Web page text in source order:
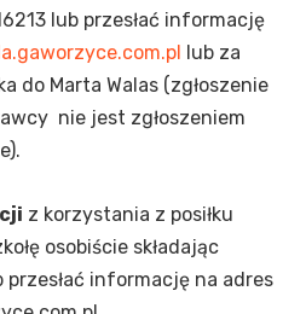
lub przesłać informację
lub za
do Marta Walas (zgłoszenie
nie jest zgłoszeniem
z korzystania z posiłku
osobiście składając
informację na adres